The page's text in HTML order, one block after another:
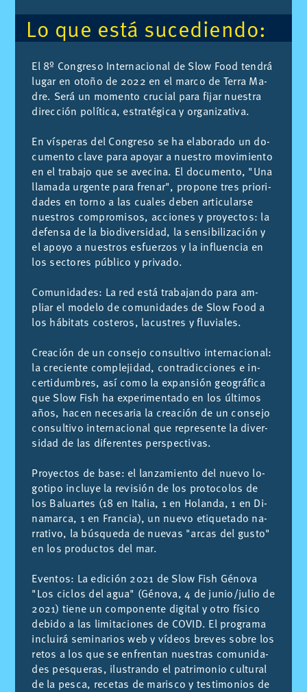
Lo que está su­ce­dien­do:
El 8º Con­gre­so In­ter­na­cio­nal de Slow Food ten­drá
lu­gar en oto­ño de 2022 en el mar­co de Te­rra Ma­
dre. Será un mo­men­to cru­cial para fi­jar nues­tra
di­rec­ción po­lí­ti­ca, es­tra­té­gi­ca y or­ga­ni­za­ti­va.
En vís­pe­ras del Con­gre­so se ha ela­bo­ra­do un do­
cu­men­to cla­ve para apo­yar a nues­tro mo­vi­mien­to
en el tra­ba­jo que se ave­ci­na. El do­cu­men­to, "Una
lla­ma­da ur­gen­te para fre­nar", pro­po­ne tres prio­ri­
da­des en torno a las cua­les de­ben ar­ti­cu­lar­se
nues­tros com­pro­mi­sos, ac­cio­nes y pro­yec­tos: la
de­fen­sa de la bio­di­ver­si­dad, la sen­si­bi­li­za­ción y
el apo­yo a nues­tros es­fuer­zos y la in­fluen­cia en
los sec­to­res pú­bli­co y pri­va­do.
Co­mu­ni­da­des: La red está tra­ba­jan­do para am­
pliar el mo­de­lo de co­mu­ni­da­des de Slow Food a
los há­bi­tats cos­te­ros, la­cus­tres y flu­via­les.
Crea­ción de un con­se­jo con­sul­ti­vo in­ter­na­cio­nal:
la cre­cien­te com­ple­ji­dad, con­tra­dic­cio­nes e in­
cer­ti­dum­bres, así como la ex­pan­sión geo­grá­fi­ca
que Slow Fish ha ex­pe­ri­men­ta­do en los úl­ti­mos
años, ha­cen ne­ce­sa­ria la crea­ción de un con­se­jo
con­sul­ti­vo in­ter­na­cio­nal que re­pre­sen­te la di­ver­
si­dad de las di­fe­ren­tes pers­pec­ti­vas.
Pro­yec­tos de base: el lan­za­mien­to del nue­vo lo­
go­ti­po in­clu­ye la re­vi­sión de los pro­to­co­los de
los Ba­luar­tes (18 en Ita­lia, 1 en Ho­lan­da, 1 en Di­
na­mar­ca, 1 en Fran­cia), un nue­vo eti­que­ta­do na­
rra­ti­vo, la bús­que­da de nue­vas "ar­cas del gus­to"
en los pro­duc­tos del mar.
Even­tos: La edi­ción 2021 de Slow Fish Gé­no­va
"Los ci­clos del agua" (Gé­no­va, 4 de ju­nio/​ju­lio de
2021) tie­ne un com­po­nen­te di­gi­tal y otro fí­si­co
de­bi­do a las li­mi­ta­cio­nes de CO­VID. El pro­gra­ma
in­clui­rá se­mi­na­rios web y ví­deos bre­ves so­bre los
re­tos a los que se en­fren­tan nues­tras co­mu­ni­da­
des pes­que­ras, ilus­tran­do el pa­tri­mo­nio cul­tu­ral
de la pes­ca, re­ce­tas de ma­ris­co y tes­ti­mo­nios de